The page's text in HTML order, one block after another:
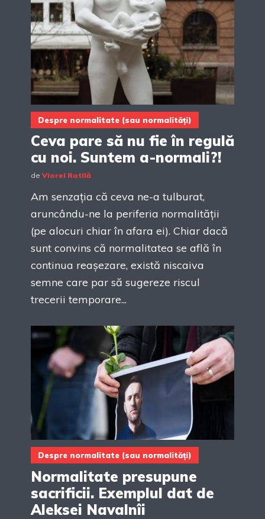
Despre normalitate (sau normalități)
Ceva pare să nu fie în regulă
cu noi. Suntem a-normali?!
de Viorel Rotilă
Am senzația că ceva ne-a tulburat,
aruncându-ne la periferia normalității
(pe alocuri chiar în afara ei). Chiar dacă
sunt convins că normalitatea se află în
continua reașezare, există niscaiva
semne care par să sugereze riscul
trecerii temporare...
Despre normalitate (sau normalități)
Normalitate presupune
sacrificii. Exemplul dat de
Aleksei Navalnîi